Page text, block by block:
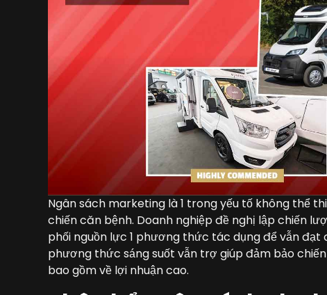
Ngân sách marketing là 1 trong yếu tố không thể
chiến căn bệnh. Doanh nghiệp đề nghị lập chiến
phối nguồn lực 1 phương thức tác dụng để vẫn
phương thức sáng suốt vẫn trợ giúp đảm bảo
bao gồm về lợi nhuận cao.